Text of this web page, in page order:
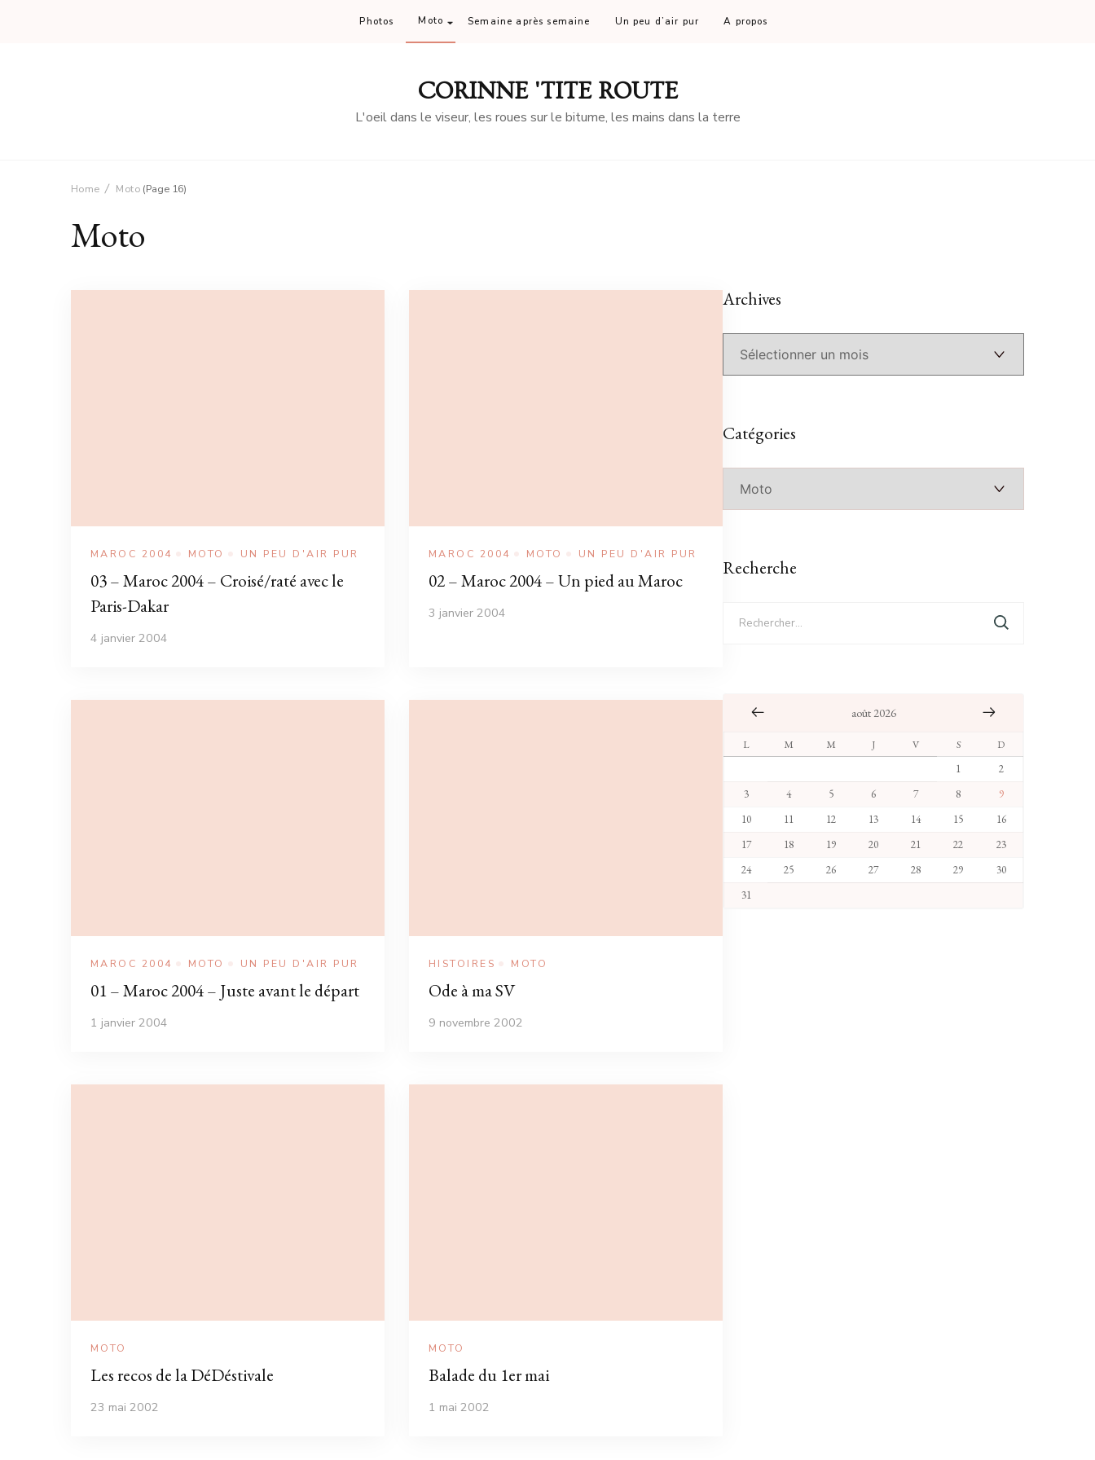
Photos Moto Semaine après semaine Un peu d’air pur A propos
CORINNE 'TITE ROUTE
L'oeil dans le viseur, les roues sur le bitume, les mains dans la terre
Home Moto(Page 16)
Moto
MAROC 2004 MOTO UN PEU D'AIR PUR
03 – Maroc 2004 – Croisé/raté avec le
Paris-Dakar
4 janvier 2004
MAROC 2004 MOTO UN PEU D'AIR PUR
02 – Maroc 2004 – Un pied au Maroc
3 janvier 2004
MAROC 2004 MOTO UN PEU D'AIR PUR
01 – Maroc 2004 – Juste avant le départ
1 janvier 2004
HISTOIRES MOTO
Ode à ma SV
9 novembre 2002
MOTO
Les recos de la DéDéstivale
23 mai 2002
MOTO
Balade du 1er mai
1 mai 2002
Archives
Catégories
Recherche
août 2026
L M M J V S
D
1
2
3
4 5 6 7 8
9
10
11 12 13 14 15
16
17
18 19 20 21 22
23
24
25 26 27 28 29
30
31